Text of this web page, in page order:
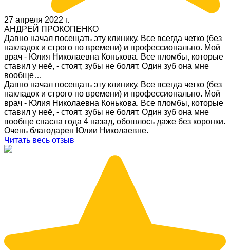
27 апреля 2022 г.
АНДРЕЙ ПРОКОПЕНКО
Давно начал посещать эту клинику. Все всегда четко (без
накладок и строго по времени) и профессионально. Мой
врач - Юлия Николаевна Конькова. Все пломбы, которые
ставил у неё, - стоят, зубы не болят. Один зуб она мне
вообще…
Давно начал посещать эту клинику. Все всегда четко (без
накладок и строго по времени) и профессионально. Мой
врач - Юлия Николаевна Конькова. Все пломбы, которые
ставил у неё, - стоят, зубы не болят. Один зуб она мне
вообще спасла года 4 назад, обошлось даже без коронки.
Очень благодарен Юлии Николаевне.
Читать весь отзыв